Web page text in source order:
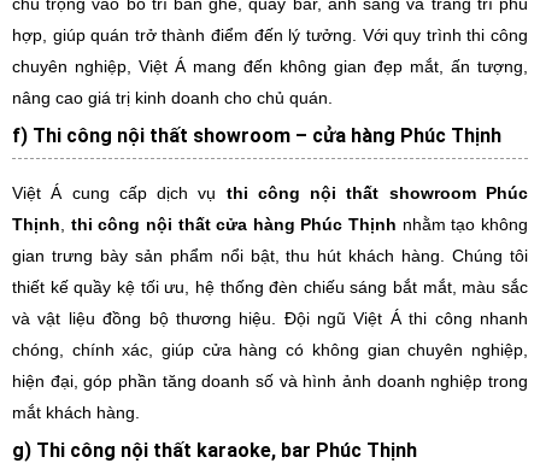
hợp, giúp quán trở thành điểm đến lý tưởng. Với quy trình thi công
chuyên nghiệp, Việt Á mang đến không gian đẹp mắt, ấn tượng,
nâng cao giá trị kinh doanh cho chủ quán.
f) Thi công nội thất showroom – cửa hàng Phúc Thịnh
Việt Á cung cấp dịch vụ thi công nội thất showroom Phúc
Thịnh
thi công nội thất cửa hàng Phúc Thịnh nhằm tạo không
gian trưng bày sản phẩm nổi bật, thu hút khách hàng. Chúng tôi
thiết kế quầy kệ tối ưu, hệ thống đèn chiếu sáng bắt mắt, màu sắc
và vật liệu đồng bộ thương hiệu. Đội ngũ Việt Á thi công nhanh
chóng, chính xác, giúp cửa hàng có không gian chuyên nghiệp,
hiện đại, góp phần tăng doanh số và hình ảnh doanh nghiệp trong
mắt khách hàng.
g) Thi công nội thất karaoke, bar Phúc Thịnh